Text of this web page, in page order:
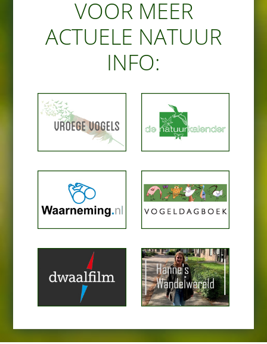
VOOR MEER
ACTUELE NATUUR
INFO: